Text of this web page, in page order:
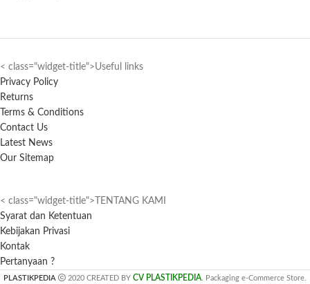
< class="widget-title">Useful links
Privacy Policy
Returns
Terms & Conditions
Contact Us
Latest News
Our Sitemap
< class="widget-title">TENTANG KAMI
Syarat dan Ketentuan
Kebijakan Privasi
Kontak
Pertanyaan ?
PLASTIKPEDIA 2020 CREATED BY CV PLASTIKPEDIA. Packaging e-Commerce Store.